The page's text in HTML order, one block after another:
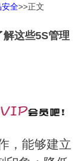
安全>>正文
这些5S管理
，能够建立